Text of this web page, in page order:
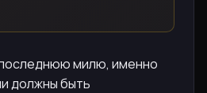
милю, именно
должны быть